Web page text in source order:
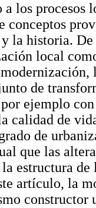
a los procesos
conceptos
la historia.
local
de
ejemplo
calidad de
de
que las
estructura
artículo, la
constructor